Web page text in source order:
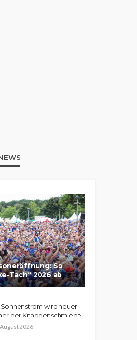
So
Tach“ 2026 ab
Sonnenstrom wird neuer
der Knappenschmiede
2026